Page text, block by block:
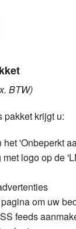
BTW)
pakket krijgt u:
'Onbeperkt
logo op de
om uw
feeds